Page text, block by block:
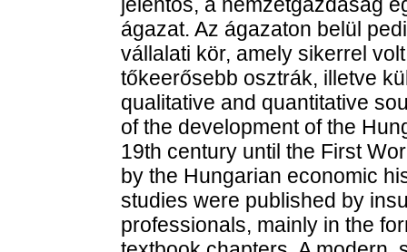
ágazat. Az ágazaton belül
vállalati kör, amely sikerrel
tőkeerősebb osztrák, illetve
qualitative and quantitative
of the development of the
19th century until the First
by the Hungarian economic
studies were published by
professionals, mainly in the